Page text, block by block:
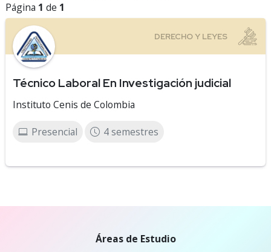
Página 1 de 1
Técnico Laboral En Investigación judicial
Instituto Cenis de Colombia
Presencial 4 semestres
Áreas de Estudio